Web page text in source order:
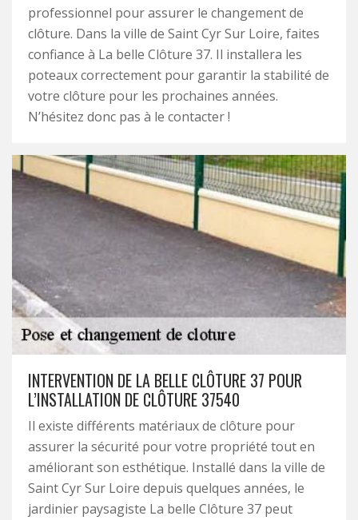
professionnel pour assurer le changement de
clôture. Dans la ville de Saint Cyr Sur Loire, faites
confiance à La belle Clôture 37. Il installera les
poteaux correctement pour garantir la stabilité de
votre clôture pour les prochaines années.
N’hésitez donc pas à le contacter !
INTERVENTION DE LA BELLE CLÔTURE 37 POUR
L’INSTALLATION DE CLÔTURE 37540
Il existe différents matériaux de clôture pour
assurer la sécurité pour votre propriété tout en
améliorant son esthétique. Installé dans la ville de
Saint Cyr Sur Loire depuis quelques années, le
jardinier paysagiste La belle Clôture 37 peut